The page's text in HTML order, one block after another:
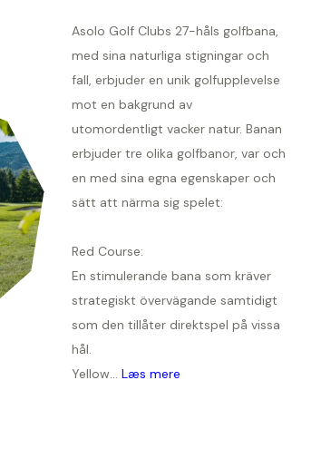
Asolo Golf Clubs 27-håls golfbana,
med sina naturliga stigningar och
fall, erbjuder en unik golfupplevelse
mot en bakgrund av
utomordentligt vacker natur. Banan
erbjuder tre olika golfbanor, var och
en med sina egna egenskaper och
sätt att närma sig spelet:
Red Course:
En stimulerande bana som kräver
strategiskt övervägande samtidigt
som den tillåter direktspel på vissa
hål.
Yellow... Læs mere